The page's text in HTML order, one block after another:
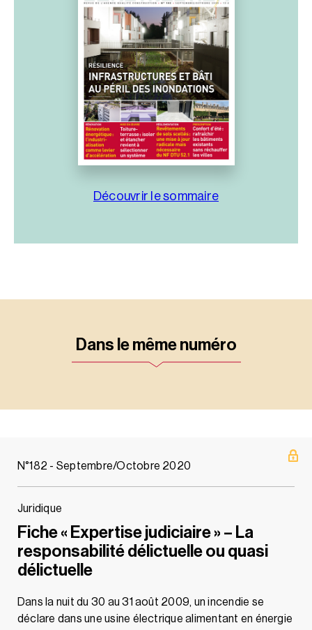
Découvrir le sommaire
Dans le même numéro
N°182 - Septembre/Octobre 2020
Juridique
Fiche « Expertise judiciaire » – La
responsabilité délictuelle ou quasi
délictuelle
Dans la nuit du 30 au 31 août 2009, un incendie se
déclare dans une usine électrique alimentant en énergie